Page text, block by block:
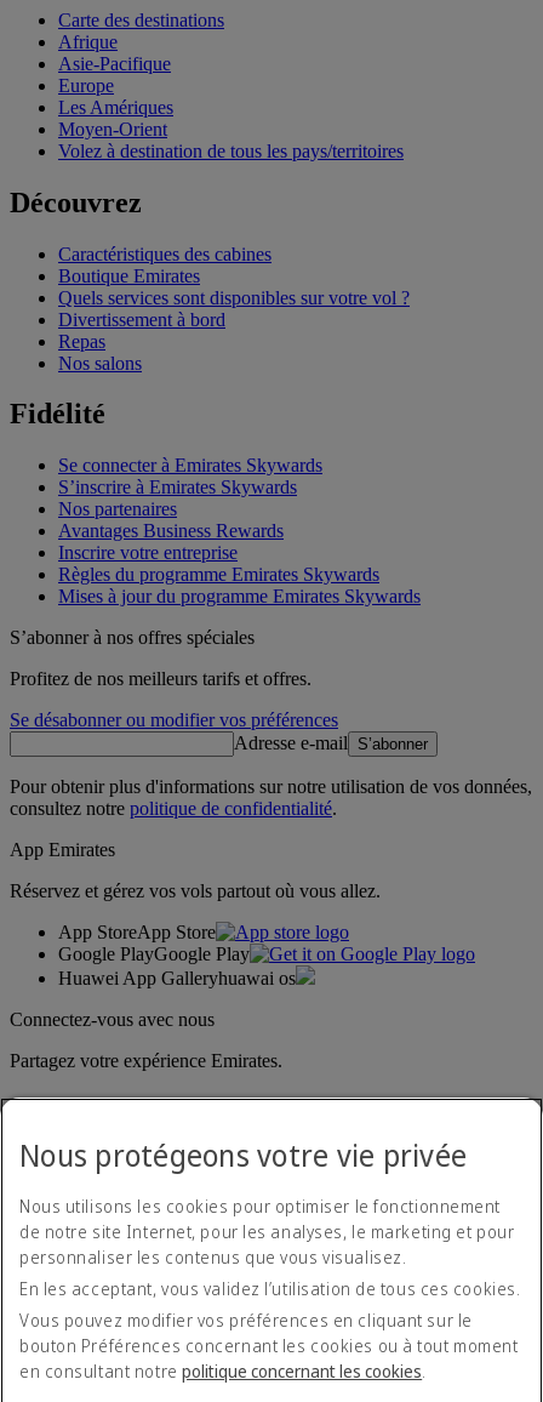
Carte des destinations
Afrique
Asie-Pacifique
Europe
Les Amériques
Moyen-Orient
Volez à destination de tous les pays/territoires
Découvrez
Caractéristiques des cabines
Boutique Emirates
Quels services sont disponibles sur votre vol ?
Divertissement à bord
Repas
Nos salons
Fidélité
Se connecter à Emirates Skywards
S’inscrire à Emirates Skywards
Nos partenaires
Avantages Business Rewards
Inscrire votre entreprise
Règles du programme Emirates Skywards
Mises à jour du programme Emirates Skywards
S’abonner à nos offres spéciales
Profitez de nos meilleurs tarifs et offres.
Se désabonner ou modifier vos préférences
Adresse e-mail
S’abonner
Pour obtenir plus d'informations sur notre utilisation de vos données,
consultez notre politique de confidentialité.
App Emirates
Réservez et gérez vos vols partout où vous allez.
App StoreApp Store
Google PlayGoogle Play
Huawei App Galleryhuawai os
Connectez-vous avec nous
Partagez votre expérience Emirates.
Déclaration d'accessibilité
Nous contacter
Politique de confidentialité
Conditions générales
Politique en matière de cookies
Cyber-sécurité
Nous protégeons votre vie privée
Nous utilisons les cookies pour optimiser le fonctionnement
de notre site Internet, pour les analyses, le marketing et pour
personnaliser les contenus que vous visualisez.
En les acceptant, vous validez l’utilisation de tous ces cookies.
Vous pouvez modifier vos préférences en cliquant sur le
bouton Préférences concernant les cookies ou à tout moment
en consultant notrepolitique concernant les cookies.